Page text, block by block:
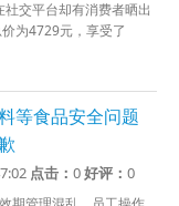
交平台却有消费者晒出
为4729元，享受了
等食品安全问题
点击：0好评：0